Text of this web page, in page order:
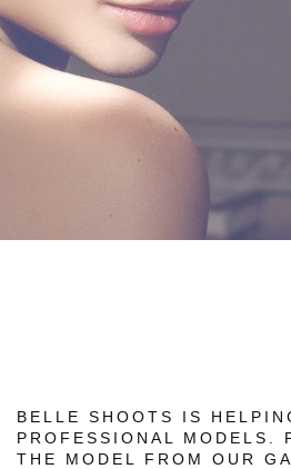
BELLE SHOOTS IS
PROFESSIONAL MODELS.
THE MODEL FROM OUR